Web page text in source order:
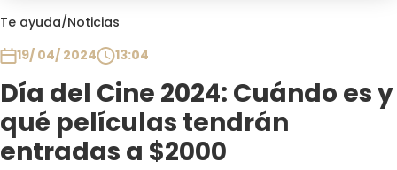
Te ayuda/Noticias
19/ 04/ 2024
13:04
Día del Cine 2024: Cuándo es y
qué películas tendrán
entradas a $2000
Club De La Comedia
Plan Perfecto
El Tiempo
Sabingo
Todos Los Programas